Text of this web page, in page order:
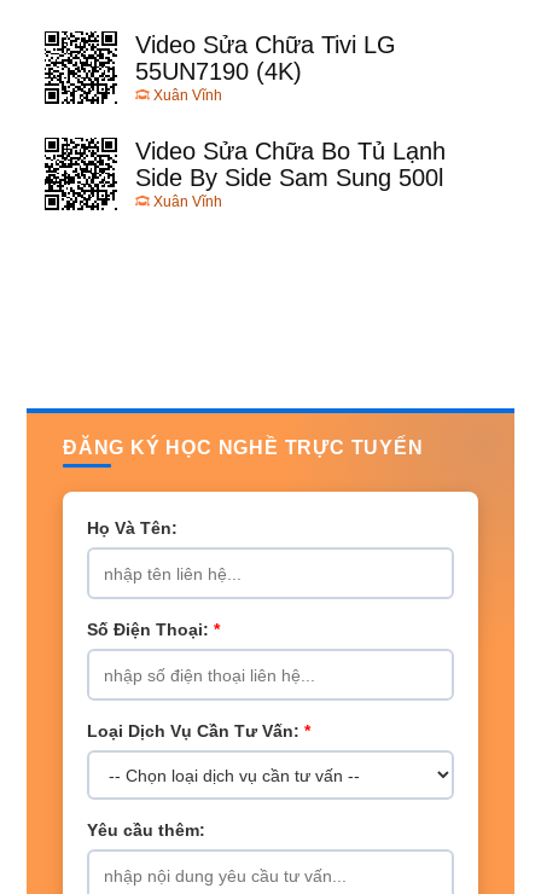
Video Sửa Chữa Tivi LG
55UN7190 (4K)
Xuân Vĩnh
Video Sửa Chữa Bo Tủ Lạnh
Side By Side Sam Sung 500l
Xuân Vĩnh
ĐĂNG KÝ HỌC NGHỀ TRỰC TUYẾN
Họ Và Tên:
Số Điện Thoại: *
Loại Dịch Vụ Cần Tư Vấn: *
Yêu cầu thêm: